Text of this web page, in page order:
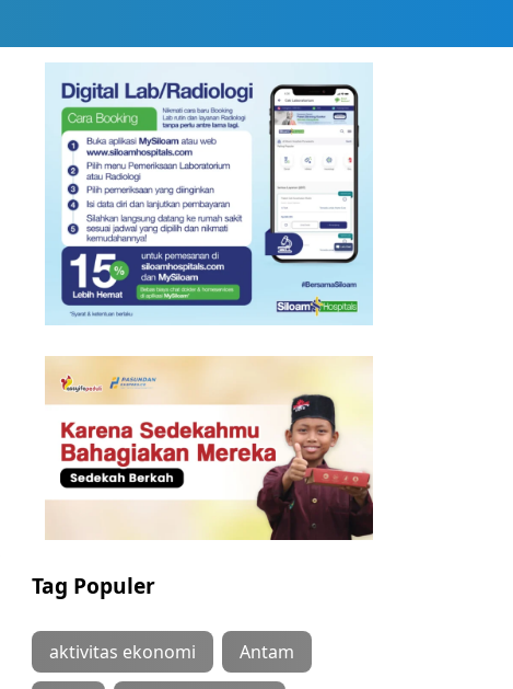
Tag Populer
aktivitas ekonomi Antam